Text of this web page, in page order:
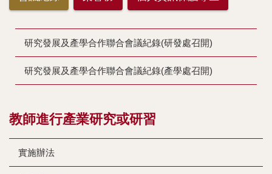
研究發展及產學合作聯合會議紀錄(研發處召開)
研究發展及產學合作聯合會議紀錄(產學處召開)
教師進行產業研究或研習
實施辦法